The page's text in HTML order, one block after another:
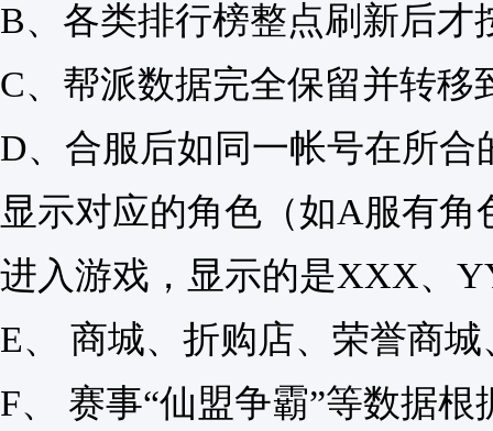
B、各类排行榜整点刷新后
C、帮派数据完全保留并转移
D、合服后如同一帐号在所
显示对应的角色（如A服有
进入游戏，显示的是XXX、
E、 商城、折购店、荣誉商
F、 赛事“仙盟争霸”等数据